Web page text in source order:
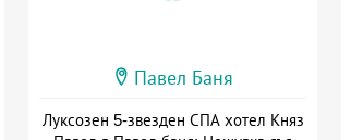
Павел Баня
Луксозен 5-звезден СПА хотел Княз